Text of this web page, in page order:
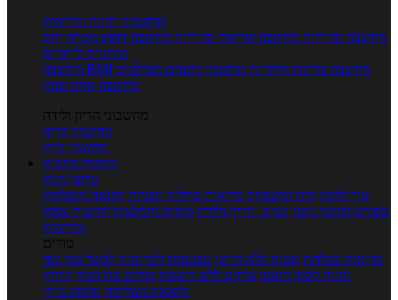
מחשבוני תזונה ובריאות
מחשבון קלוריות מחשבון שריפת קלוריות מחשבון דופק מטרה יחס
מותניים לירכיים
מחשבון BMI
מחשבון צריכת קלוריות מחשבון מינונים מומלצים
מחשבון אחוז שומן
מחשבוני הריון ולידה
מחשבון הריון
מחשבון ביוץ
כתבות כתבות
ערוצי תוכן
איך להכין בית ומשפחה בריאות מחלות ובעיות רפואה משלימה
ספורט וכושר גופני נשים, הריון ולידה טיפים והמלצות חדשות אוכל
ובריאות
טורים
בריאות בצלחת טעים ללא גלוטן טבעונות לבריאות לבשל כמו שף
תזונה לבטן רגועה מרזים ללא דיאטה מזיזים את הגוף הרזיה
ורפואה משלימה גורמה ביתי